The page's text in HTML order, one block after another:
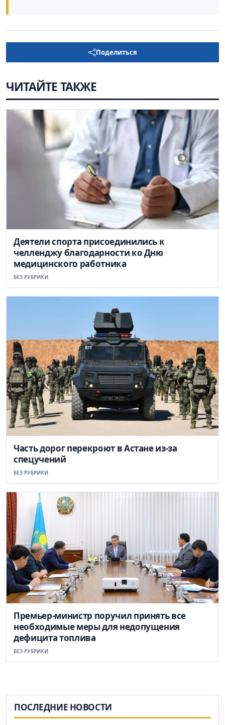
Поделиться
ЧИТАЙТЕ ТАКЖЕ
Деятели спорта присоединились к
челленджу благодарности ко Дню
медицинского работника
БЕЗ РУБРИКИ
Часть дорог перекроют в Астане из-за
спецучений
БЕЗ РУБРИКИ
Премьер-министр поручил принять все
необходимые меры для недопущения
дефицита топлива
БЕЗ РУБРИКИ
ПОСЛЕДНИЕ НОВОСТИ